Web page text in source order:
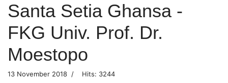
Santa Setia Ghansa -
FKG Univ. Prof. Dr.
Moestopo
13 November 2018 Hits: 3244